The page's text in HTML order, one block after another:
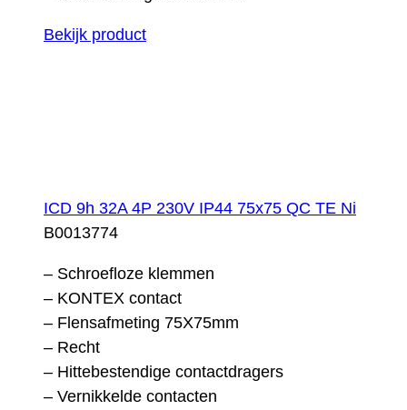
Bekijk product
ICD 9h 32A 4P 230V IP44 75x75 QC TE Ni
B0013774
– Schroefloze klemmen
– KONTEX contact
– Flensafmeting 75X75mm
– Recht
– Hittebestendige contactdragers
– Vernikkelde contacten